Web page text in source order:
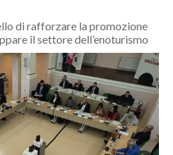
di rafforzare la promozione
il settore dell’enoturismo